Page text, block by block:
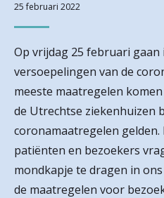
Uw bezoek
Spoed
Werken & Leren bij
25 februari 2022
Op vrijdag 25 februari gaan
versoepelingen van de
meeste maatregelen
de Utrechtse ziekenhuizen
coronamaatregelen
patiënten en bezoekers
mondkapje te dragen in
de maatregelen voor